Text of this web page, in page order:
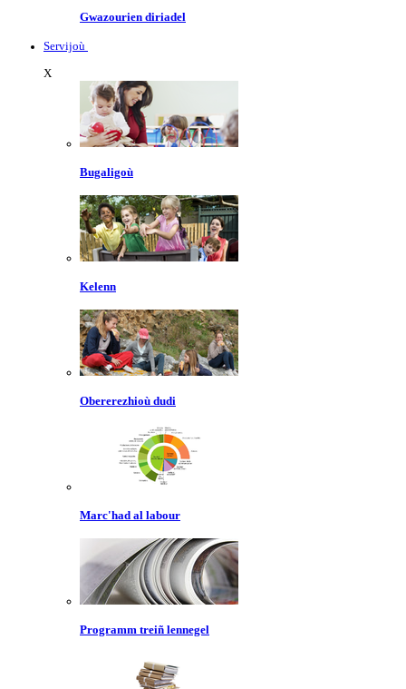
Gwazourien diriadel
Servijoù
X
Bugaligoù
Kelenn
Obererezhioù dudi
Marc'had al labour
Programm treiñ lennegel